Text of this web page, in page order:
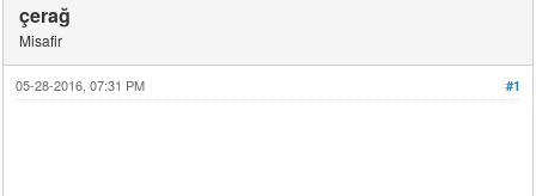
çerağ
Misafir
#1
05-28-2016, 07:31 PM